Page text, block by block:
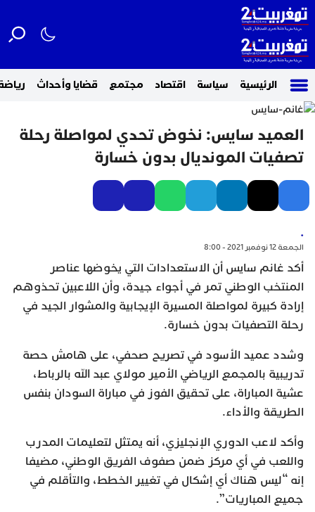
الرئيسية سياسة اقتصاد مجتمع قضايا وأحداث
العميد سايس: نخوض تحدي لمواصلة رحلة
تصفيات المونديال بدون خسارة
.
الجمعة 12 نوفمبر 2021 - 8:00
أكد غانم سايس أن الاستعدادات التي يخوضها عناصر
المنتخب الوطني تمر في أجواء جيدة، وأن اللاعبين تحذوهم
إرادة كبيرة لمواصلة المسيرة الإيجابية والمشوار الجيد في
رحلة التصفيات بدون خسارة.
وشدد عميد الأسود في تصريح صحفي، على هامش حصة
تدريبية بالمجمع الرياضي الأمير مولاي عبد الله بالرباط،
عشية المباراة، على تحقيق الفوز في مباراة السودان بنفس
الطريقة والأداء.
وأكد لاعب الدوري الإنجليزي، أنه يمتثل لتعليمات المدرب
واللعب في أي مركز ضمن صفوف الفريق الوطني، مضيفا
إنه “ليس هناك أي إشكال في تغيير الخطط، والتأقلم في
جميع المباريات”.